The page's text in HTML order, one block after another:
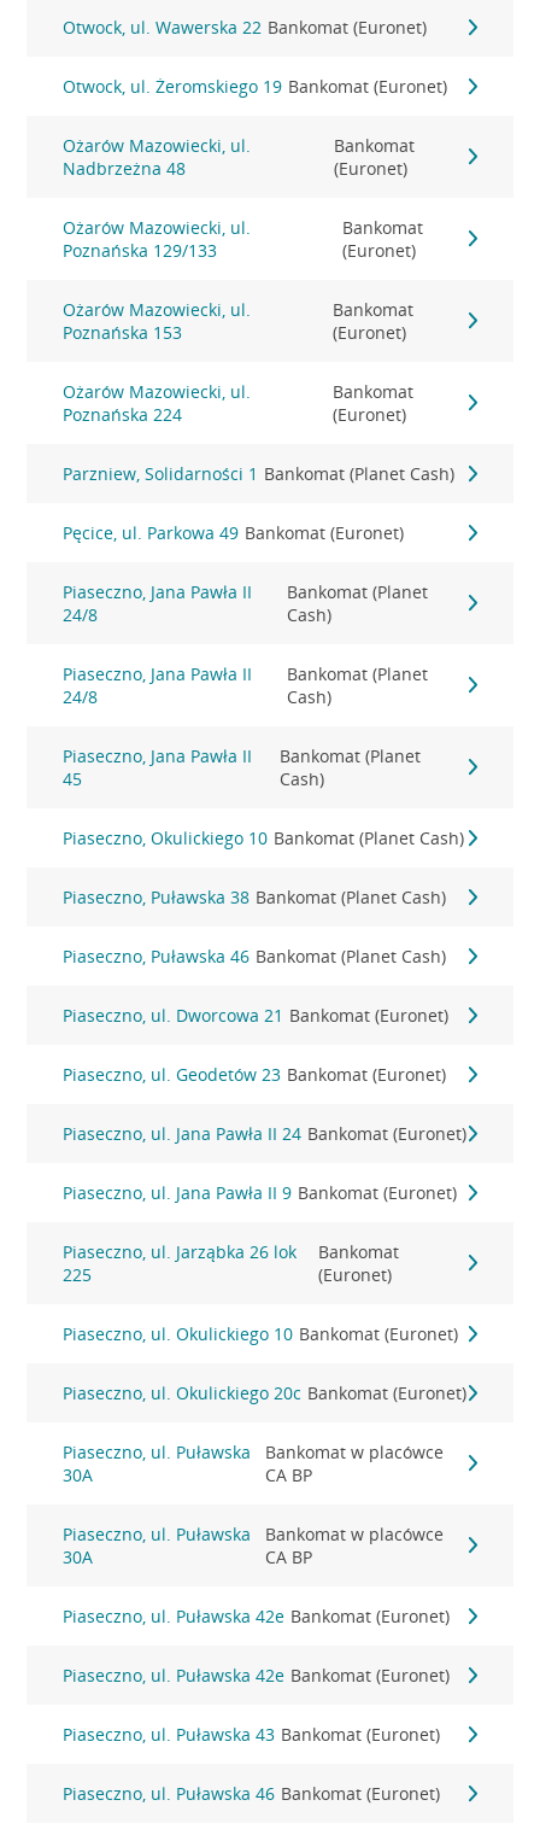
Otwock, ul. Wawerska 22 Bankomat (Euronet)
Otwock, ul. Żeromskiego 19 Bankomat (Euronet)
Ożarów Mazowiecki, ul.
Nadbrzeżna 48
Bankomat
(Euronet)
Ożarów Mazowiecki, ul.
Poznańska 129/133
Bankomat
(Euronet)
Ożarów Mazowiecki, ul.
Poznańska 153
Bankomat
(Euronet)
Ożarów Mazowiecki, ul.
Poznańska 224
Bankomat
(Euronet)
Parzniew, Solidarności 1 Bankomat (Planet Cash)
Pęcice, ul. Parkowa 49 Bankomat (Euronet)
Piaseczno, Jana Pawła II
24/8
Bankomat (Planet
Cash)
Piaseczno, Jana Pawła II
24/8
Bankomat (Planet
Cash)
Piaseczno, Jana Pawła II
45
Bankomat (Planet
Cash)
Piaseczno, Okulickiego 10 Bankomat (Planet Cash)
Piaseczno, Puławska 38 Bankomat (Planet Cash)
Piaseczno, Puławska 46 Bankomat (Planet Cash)
Piaseczno, ul. Dworcowa 21 Bankomat (Euronet)
Piaseczno, ul. Geodetów 23 Bankomat (Euronet)
Piaseczno, ul. Jana Pawła II 24 Bankomat (Euronet)
Piaseczno, ul. Jana Pawła II 9 Bankomat (Euronet)
Piaseczno, ul. Jarząbka 26 lok
225
Bankomat
(Euronet)
Piaseczno, ul. Okulickiego 10 Bankomat (Euronet)
Piaseczno, ul. Okulickiego 20c Bankomat (Euronet)
Piaseczno, ul. Puławska
30A
Bankomat w placówce
CA BP
Piaseczno, ul. Puławska
30A
Bankomat w placówce
CA BP
Piaseczno, ul. Puławska 42e Bankomat (Euronet)
Piaseczno, ul. Puławska 42e Bankomat (Euronet)
Piaseczno, ul. Puławska 43 Bankomat (Euronet)
Piaseczno, ul. Puławska 46 Bankomat (Euronet)